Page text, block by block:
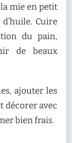
mie en petit
Cuire
du pain,
de beaux
ajouter les
décorer avec
bien frais.